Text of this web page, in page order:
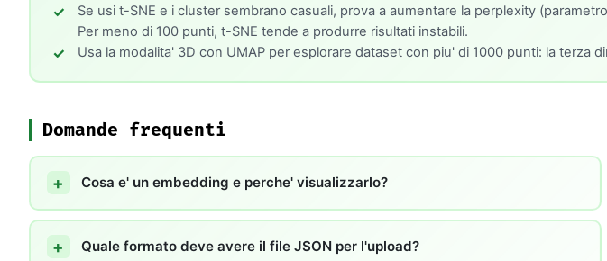
Se usi t-SNE e i cluster sembrano casuali, prova a aumentare la perplexity
Per meno di 100 punti, t-SNE tende a produrre risultati instabili.
Usa la modalita' 3D con UMAP per esplorare dataset con piu' di 1000 punti: la
Domande frequenti
Cosa e' un embedding e perche' visualizzarlo?
Quale formato deve avere il file JSON per l'upload?